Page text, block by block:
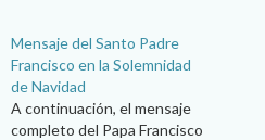
Mensaje del Santo Padre
Francisco en la Solemnidad
de Navidad
A continuación, el mensaje
completo del Papa Francisco